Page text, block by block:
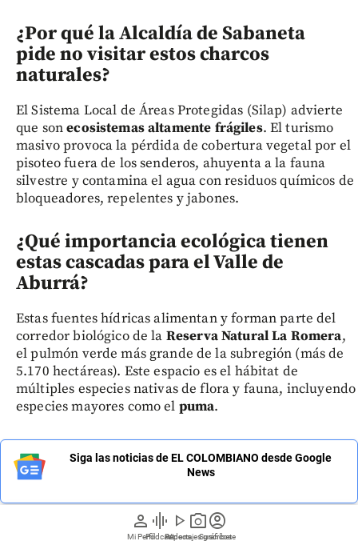
person
Mi Perfil
graphic_eq
Pódcast
play_arrow
Videos
photo_camera
Reportajes gráficos
account_circle
Suscríbete
¿Por qué la Alcaldía de Sabaneta
pide no visitar estos charcos
naturales?
El Sistema Local de Áreas Protegidas (Silap) advierte
que sonecosistemas altamente frágiles. El turismo
masivo provoca la pérdida de cobertura vegetal por el
pisoteo fuera de los senderos, ahuyenta a la fauna
silvestre y contamina el agua con residuos químicos de
bloqueadores, repelentes y jabones.
¿Qué importancia ecológica tienen
estas cascadas para el Valle de
Aburrá?
Estas fuentes hídricas alimentan y forman parte del
corredor biológico de la Reserva Natural La Romera,
el pulmón verde más grande de la subregión (más de
5.170 hectáreas). Este espacio es el hábitat de
múltiples especies nativas de flora y fauna, incluyendo
especies mayores como el puma.
Siga las noticias de EL COLOMBIANO desde Google
News